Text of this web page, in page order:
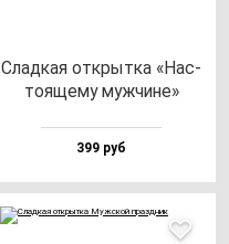
Слад­кая от­крыт­ка «Нас­
то­яще­му муж­чи­не»
399 руб